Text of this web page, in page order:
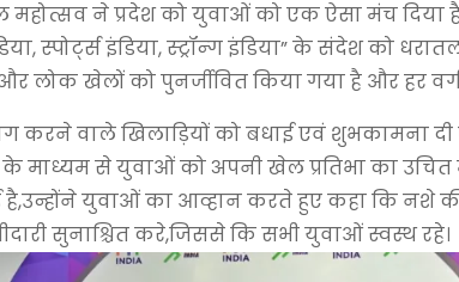
ने प्रदेश को युवाओं को एक ऐसा मंच दिया है,
स्पोर्ट्स इंडिया, स्ट्रॉन्ग इंडिया” के संदेश को
लोक खेलों को पुनर्जीवित किया गया है और हर
करने वाले खिलाड़ियों को बधाई एवं शुभकामना
माध्यम से युवाओं को अपनी खेल प्रतिभा का
है,उन्होंने युवाओं का आव्हान करते हुए कहा कि नशे
सुनाश्चित करे,जिससे कि सभी युवाओं स्वस्थ रहे।